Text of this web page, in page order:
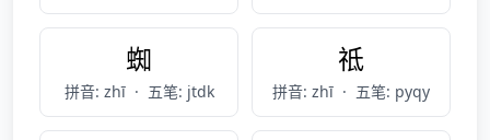
蜘
拼音: zhī · 五笔: jtdk
祗
拼音: zhī · 五笔: pyqy